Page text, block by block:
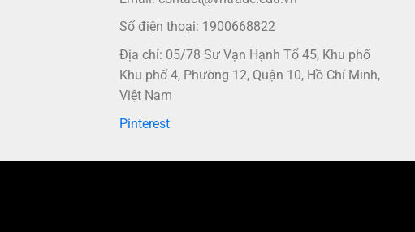
Số điện thoại: 1900668822
Địa chỉ: 05/78 Sư Vạn Hạnh Tổ 45, Khu phố
Khu phố 4, Phường 12, Quận 10, Hồ Chí Minh,
Việt Nam
Pinterest